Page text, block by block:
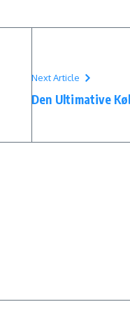
Next Article
Den Ultimative